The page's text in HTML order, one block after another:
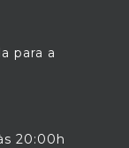
para a
20:00h